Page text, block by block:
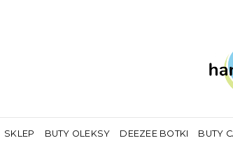
SKLEP BUTY OLEKSY DEEZEE BOTKI BUTY